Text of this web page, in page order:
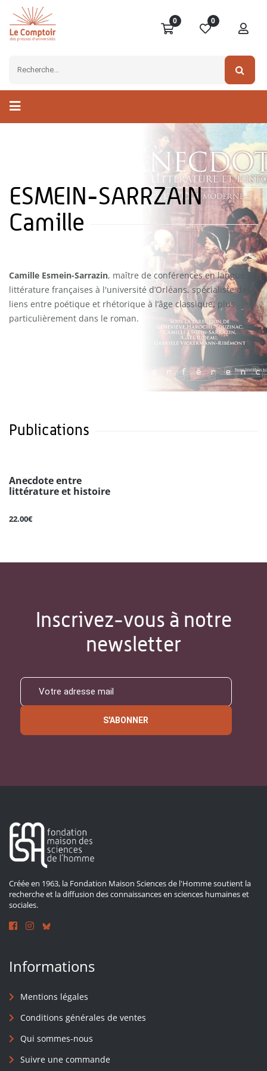
0 0
ESMEIN-SARRZAIN
Camille
Camille Esmein-Sarrazin, maître de conférences en langue et
littérature françaises à l'université d’Orléans, spécialiste des
liens entre poétique et rhétorique à l’âge classique, plus
particulièrement dans le roman.
Publications
Anecdote entre
littérature et histoire
22.00€
Inscrivez-vous à notre
newsletter
S'ABONNER
Créée en 1963, la Fondation Maison Sciences de l'Homme soutient la
recherche et la diffusion des connaissances en sciences humaines et
sociales.
Informations
Mentions légales
Conditions générales de ventes
Qui sommes-nous
Suivre une commande